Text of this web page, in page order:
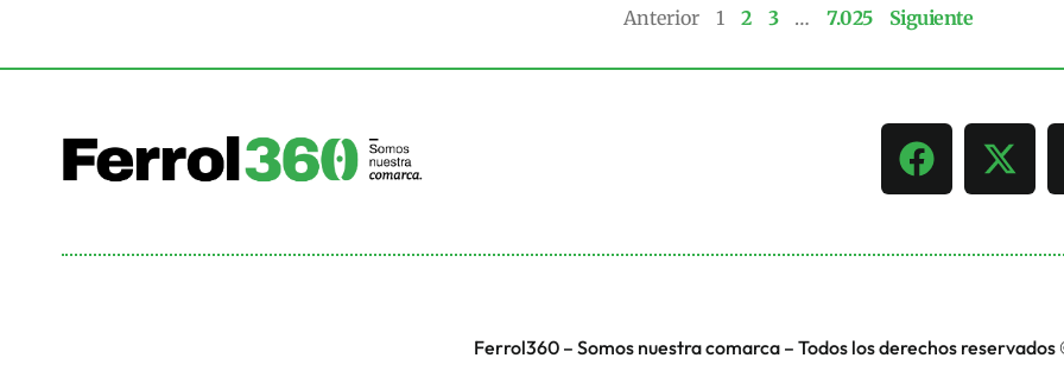
Anterior 1 2 3 … 7.025 Siguiente
Ferrol360 – Somos nuestra comarca – Todos los derechos